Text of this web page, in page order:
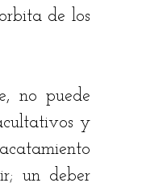
de los
no puede
y
un deber